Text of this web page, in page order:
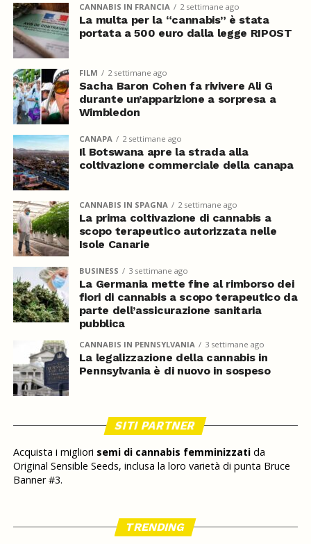
CANNABIS IN FRANCIA 2 settimane ago
La multa per la “cannabis” è stata
portata a 500 euro dalla legge RIPOST
FILM 2 settimane ago
Sacha Baron Cohen fa rivivere Ali G
durante un’apparizione a sorpresa a
Wimbledon
CANAPA 2 settimane ago
Il Botswana apre la strada alla
coltivazione commerciale della canapa
CANNABIS IN SPAGNA 2 settimane ago
La prima coltivazione di cannabis a
scopo terapeutico autorizzata nelle
Isole Canarie
BUSINESS 3 settimane ago
La Germania mette fine al rimborso dei
fiori di cannabis a scopo terapeutico da
parte dell’assicurazione sanitaria
pubblica
CANNABIS IN PENNSYLVANIA 3 settimane ago
La legalizzazione della cannabis in
Pennsylvania è di nuovo in sospeso
SITI PARTNER
Acquista i migliori semi di cannabis femminizzatida
Original Sensible Seeds, inclusa la loro varietà di punta Bruce
Banner #3.
TRENDING